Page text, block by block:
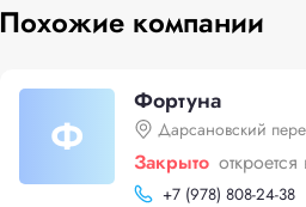
Похожие компании
Ф
Фортуна
Дарсановский
Закрыто
+7 (978) 808-24-38